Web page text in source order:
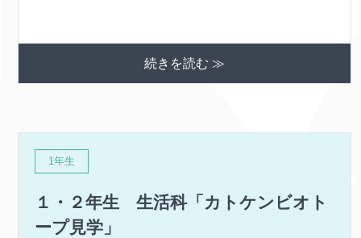
続きを読む ≫
1年生
１・２年生 生活科「カトケンビオト
ープ見学」